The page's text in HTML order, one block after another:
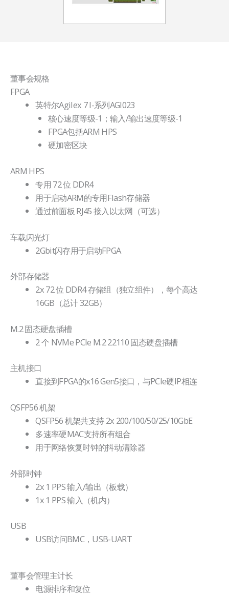
董事会规格
FPGA
英特尔Agilex 7 I-系列AGI023
核心速度等级-1；输入/输出速度等级-1
FPGA包括ARM HPS
硬加密区块
ARM HPS
专用 72 位 DDR4
用于启动ARM的专用Flash存储器
通过前面板 RJ45 接入以太网（可选）
车载闪光灯
2Gbit闪存用于启动FPGA
外部存储器
2x 72 位 DDR4 存储组（独立组件），每个高达
16GB（总计 32GB）
M.2 固态硬盘插槽
2 个 NVMe PCIe M.2 22110 固态硬盘插槽
主机接口
直接到FPGA的x16 Gen5接口，与PCIe硬IP相连
QSFP56 机架
QSFP56 机架共支持 2x 200/100/50/25/10GbE
多速率硬MAC支持所有组合
用于网络恢复时钟的抖动清除器
外部时钟
2x 1 PPS 输入/输出（板载）
1x 1 PPS 输入（机内）
USB
USB访问BMC，USB-UART
董事会管理主计长
电源排序和复位